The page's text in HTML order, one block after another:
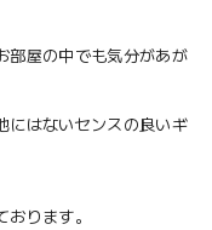
部屋の中でも気分があが
にはないセンスの良いギ
ります。